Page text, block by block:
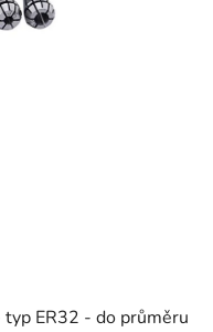
ER32 - do průměru